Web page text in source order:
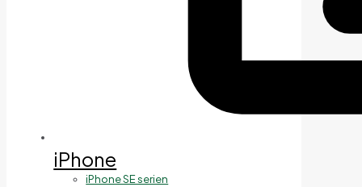
iPhone
iPhone SE serien